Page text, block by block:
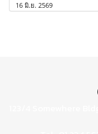
16 มิ.ย. 2569